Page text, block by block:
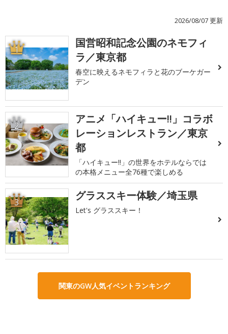
2026/08/07 更新
1
国営昭和記念公園のネモフィ
ラ／東京都
春空に映えるネモフィラと花のブーケガー
デン
2
アニメ「ハイキュー!!」コラボ
レーションレストラン／東京
都
「ハイキュー!!」の世界をホテルならでは
の本格メニュー全76種で楽しめる
3 グラススキー体験／埼玉県
Let's グラススキー！
関東のGW人気イベントランキング